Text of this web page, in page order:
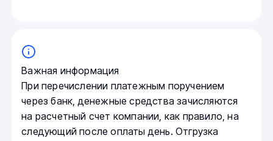
Важная информация
При перечислении платежным поручением
через банк, денежные средства зачисляются
на расчетный счет компании, как правило, на
следующий после оплаты день. Отгрузка